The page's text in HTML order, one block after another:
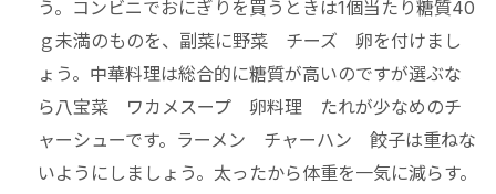
う。コンビニでおにぎりを買うときは1個当たり糖質40
ｇ未満のものを、副菜に野菜 チーズ 卵を付けまし
ょう。中華料理は総合的に糖質が高いのですが選ぶな
ら八宝菜 ワカメスープ 卵料理 たれが少なめのチ
ャーシューです。ラーメン チャーハン 餃子は重ねな
いようにしましょう。太ったから体重を一気に減らす。